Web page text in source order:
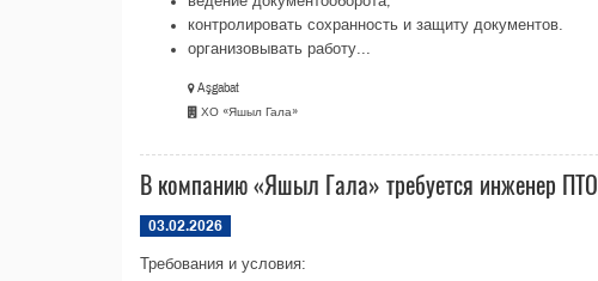
контролировать сохранность и защиту документов.
организовывать работу...
Aşgabat
ХО «Яшыл Гала»
В компанию «Яшыл Гала» требуется инженер ПТО
03.02.2026
Требования и условия: